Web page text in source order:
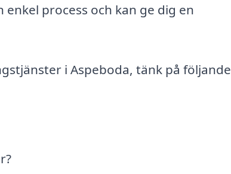
process och kan ge dig en
i Aspeboda, tänk på följande